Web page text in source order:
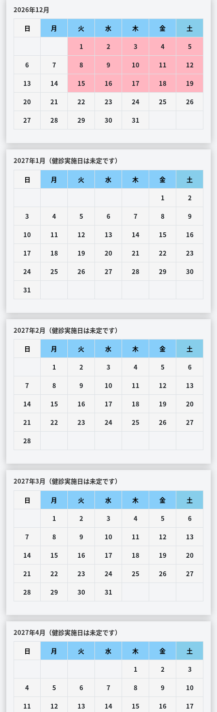
2026年12月
日 月 火 水 木 金
土
1
2 3 4
5
6
7 8 9 10 11
12
13
14 15 16 17 18
19
20
21 22 23 24 25
26
27
28 29 30 31
2027年1月（健診実施日は未定です）
日 月 火 水 木 金
土
1
2
3
4 5 6 7 8
9
10
11 12 13 14 15
16
17
18 19 20 21 22
23
24
25 26 27 28 29
30
31
2027年2月（健診実施日は未定です）
日 月 火 水 木 金
土
1
2 3 4 5
6
7
8 9 10 11 12
13
14
15 16 17 18 19
20
21
22 23 24 25 26
27
28
2027年3月（健診実施日は未定です）
日 月 火 水 木 金
土
1
2 3 4 5
6
7
8 9 10 11 12
13
14
15 16 17 18 19
20
21
22 23 24 25 26
27
28
29 30 31
2027年4月（健診実施日は未定です）
日 月 火 水 木 金
土
1
2
3
4
5 6 7 8 9
10
11
12 13 14 15 16
17